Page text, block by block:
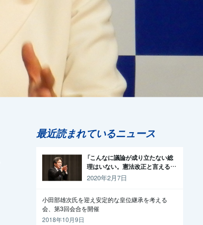
最近読まれているニュース
「こんなに議論が成り立たない総
理はいない。憲法改正と言える資
格がどこにある。市民と野党の力
で引きずり下ろそう」杉尾議員
2020年2月7日
小田部雄次氏を迎え安定的な皇位継承を考える
会、第3回会合を開催
2018年10月9日